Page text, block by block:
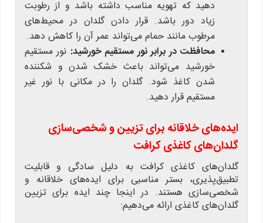
دهید که تهویه مناسب داشته باشد و از رطوبت
زیاد دور باشد. قرار دادن گلدان در محیط‌های
مرطوب مانند حمام می‌تواند عمر آن را کاهش دهد.
محافظت در برابر نور مستقیم خورشید: نور مستقیم
خورشید می‌تواند باعث خشک شدن و شکننده
شدن کاغذ شود. گلدان را در مکانی با نور غیر
مستقیم قرار دهید.
ایده‌های خلاقانه برای تزیین و شخصی‌سازی
گلدان‌های کاغذی کرافت
گلدان‌های کاغذی کرافت به دلیل سادگی و قابلیت
تطبیق‌پذیری، بستر مناسبی برای ایده‌های خلاقانه و
شخصی‌سازی هستند. در اینجا چند ایده برای تزیین
گلدان‌های کاغذی ارائه می‌دهیم: